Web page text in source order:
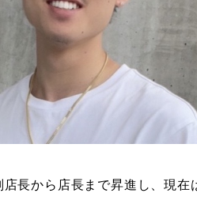
店長から店長まで昇進し、現